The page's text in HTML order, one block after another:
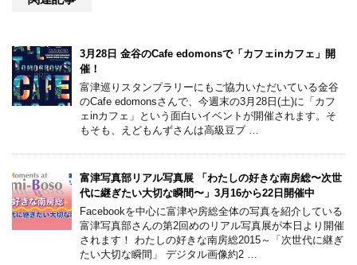
3月28日 金谷のCafe edomonsで「カフェinカフェ」開
催！
富津巡りスタンプラリーにもご協力いただいている金谷
のCafe edomonsさんで、今週末の3月28日(土)に「カフ
ェinカフェ」という面白いイベントが開催されます。そ
もそも、えどもんずさんは高級豆ブ …
富津写真部リアル写真展 「わたしの好きな南房総〜次世
代に継ぎたい大切な瞬間〜」3月16から22日開催中
Facebookを中心に富津や房総全体の写真を紹介している
富津写真部さんの第2回めのリアル写真展が本日より開催
されます！ わたしの好きな南房総2015～「次世代に継ぎ
たい大切な瞬間」 デジタル画像約2 …